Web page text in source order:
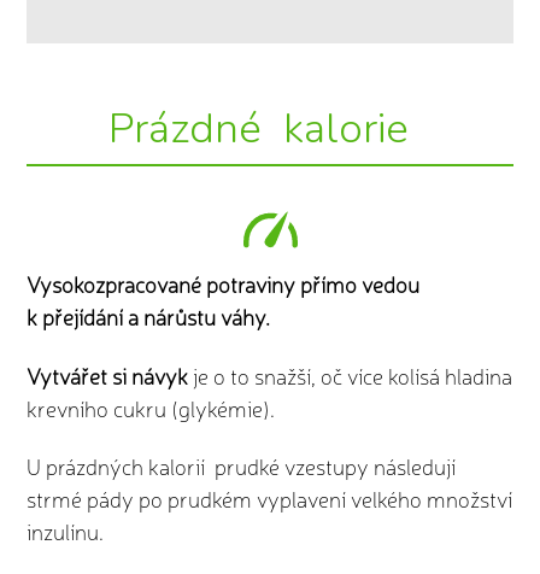
Prázdné kalorie
Vysokozpracované potraviny přímo vedou
k přejídání a nárůstu váhy.
Vytvářet si návyk je o to snažší, oč více kolísá hladina
krevního cukru (glykémie).
U prázdných kalorií prudké vzestupy následují
strmé pády po prudkém vyplavení velkého množství
inzulínu.